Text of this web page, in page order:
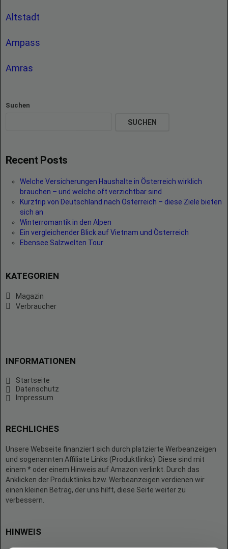
Altstadt
Ampass
Amras
Suchen
SUCHEN
Recent Posts
Welche Versicherungen Haushalte in Österreich wirklich
brauchen – und welche oft verzichtbar sind
Kurztrip von Deutschland nach Österreich – diese Ziele bieten
sich an
Winterromantik in den Alpen
Ein vergleichender Blick auf Vietnam und Österreich
Ebensee Salzwelten Tour
KATEGORIEN
Magazin
Verbraucher
INFORMATIONEN
Startseite
Datenschutz
Impressum
RECHLICHES
Unsere Webseite finanziert sich durch platzierte Werbeanzeigen
und sogenannten Affiliate Links (Produktlinks). Diese sind mit
einem * oder einem Hinweis auf Amazon verlinkt. Durch das
Anklicken der Produktlinks bzw. Werbeanzeigen verdienen wir
einen kleinen Betrag, der uns hilft, diese Seite weiter zu
verbessern.
HINWEIS